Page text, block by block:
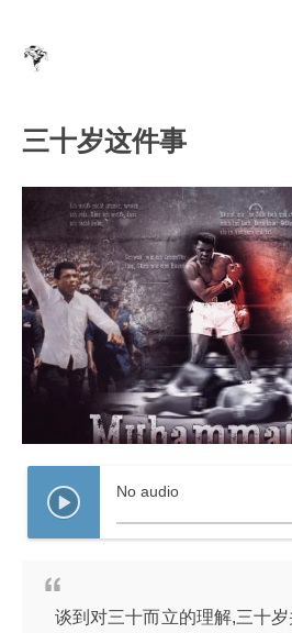
三十岁这件事
No audio
谈到对三十而立的理解,三十